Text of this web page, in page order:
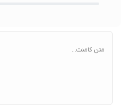
متن کامنت...